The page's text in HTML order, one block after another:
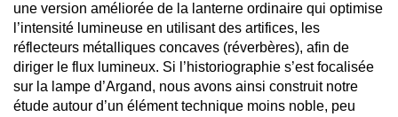
une version améliorée de la lanterne ordinaire qui optimise
l’intensité lumineuse en utilisant des artifices, les
réflecteurs métalliques concaves (réverbères), afin de
diriger le flux lumineux. Si l’historiographie s’est focalisée
sur la lampe d’Argand, nous avons ainsi construit notre
étude autour d’un élément technique moins noble, peu